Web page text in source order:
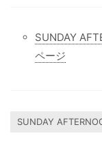
SUNDAY
ページ
SUNDAY